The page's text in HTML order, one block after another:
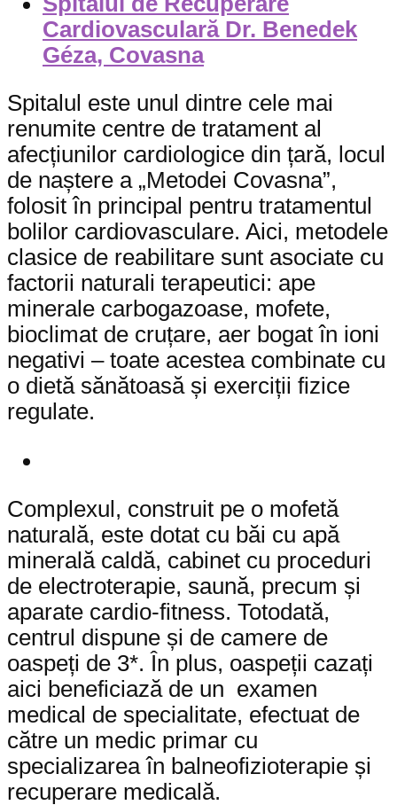
Cardiovasculară Dr. Benedek
Géza, Covasna
Spitalul este unul dintre cele mai
renumite centre de tratament al
afecțiunilor cardiologice din țară, locul
de naștere a „Metodei Covasna”,
folosit în principal pentru tratamentul
bolilor cardiovasculare. Aici, metodele
clasice de reabilitare sunt asociate cu
factorii naturali terapeutici: ape
minerale carbogazoase, mofete,
bioclimat de cruțare, aer bogat în ioni
negativi – toate acestea combinate cu
o dietă sănătoasă și exerciții fizice
regulate.
Complexul, construit pe o mofetă
naturală, este dotat cu băi cu apă
minerală caldă, cabinet cu proceduri
de electroterapie, saună, precum și
aparate cardio-fitness. Totodată,
centrul dispune și de camere de
oaspeți de 3*. În plus, oaspeții cazați
aici beneficiază de un examen
medical de specialitate, efectuat de
către un medic primar cu
specializarea în balneofizioterapie și
recuperare medicală.